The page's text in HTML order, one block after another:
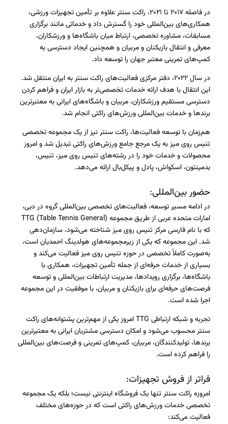
در فاصله ۲۰۱۷ تا ۲۰۲۱، راکت سنتر علاوه بر تأمین تجهیزات ورزشی،
همکاری‌های بین‌المللی خود را گسترش داد و خدماتی مانند برگزاری
مسابقات، مشاوره تخصصی، ارتباط میان باشگاه‌ها و ورزشکاران،
معرفی و انتقال بازیکنان و مربیان و همچنین ایجاد دسترسی به
کمپ‌های تمرینی معتبر جهان را توسعه داد.
در سال ۲۰۲۲، دفتر مرکزی فعالیت‌های راکت سنتر به ایران منتقل شد.
این انتقال با هدف ارائه خدمات تخصصی‌تر به بازار ایران و فراهم کردن
دسترسی مستقیم ورزشکاران، مربیان و باشگاه‌های ایرانی به معتبرترین
برندها و خدمات بین‌المللی ورزش‌های راکتی انجام شد.
هم‌زمان با توسعه فعالیت‌ها، راکت سنتر نیز از یک مجموعه تخصصی
تنیس روی میز به یک مرجع جامع ورزش‌های راکتی تبدیل شد و امروز
محصولات و خدمات خود را در رشته‌های تنیس روی میز، تنیس،
بدمینتون، اسکواش، پادل و پیکل‌بال ارائه می‌دهد.
حضور بین‌المللی:
در ادامه مسیر توسعه، فعالیت‌های تخصصی بین‌المللی گروه در دبی،
امارات متحده عربی از طریق مجموعه TTG (Table Tennis General)
که با نام فارسی مرکز تنیس روی میز شناخته می‌شود، سازمان‌دهی
شد. این مجموعه که یکی از زیرمجموعه‌های هولدینگ احمدیان است،
به‌صورت کاملاً تخصصی در حوزه تنیس روی میز فعالیت می‌کند و
بسیاری از خدمات حرفه‌ای از جمله تأمین تجهیزات، همکاری با
باشگاه‌ها، برگزاری رویدادها، مدیریت ارتباطات بین‌المللی و توسعه
فرصت‌های حرفه‌ای برای بازیکنان و مربیان، با موفقیت در این مجموعه
اجرا شده است.
تجربه و شبکه ارتباطی TTG امروز یکی از مهم‌ترین پشتوانه‌های راکت
سنتر محسوب می‌شود و امکان دسترسی مشتریان ایرانی به معتبرترین
برندها، تولیدکنندگان، مربیان، کمپ‌های تمرینی و فرصت‌های بین‌المللی
را فراهم کرده است.
فراتر از فروش تجهیزات:
امروزه راکت سنتر تنها یک فروشگاه اینترنتی نیست؛ بلکه یک مجموعه
تخصصی خدمات ورزش‌های راکتی است که در حوزه‌های مختلف
فعالیت می‌کند: